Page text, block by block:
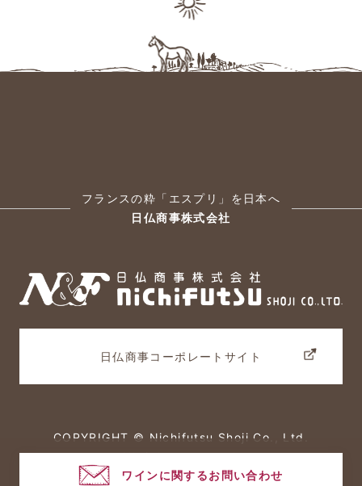
ワインに関するお問い合わせ
フランスの粋「エスプリ」を日本へ
日仏商事株式会社
日仏商事コーポレートサイト
COPYRIGHT © Nichifutsu Shoji Co., Ltd.
All rights reserved.